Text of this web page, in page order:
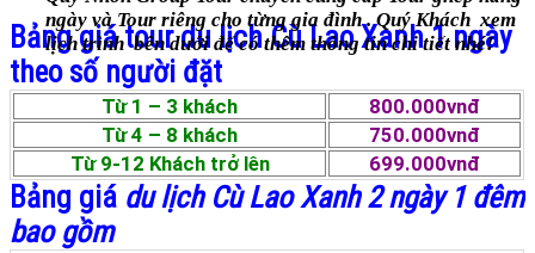
ngày và Tour riêng cho từng gia đình . Quý Khách xem
lịch trình bên dưới để có thêm thông tin chi tiết nhé!
Bảng giá tour du lịch Cù Lao Xanh 1 ngày
theo số người đặt
Từ 1 – 3 khách
800.000vnđ
Từ 4 – 8 khách
750.000vnđ
Từ 9-12 Khách trở lên
699.000vnđ
Bảng giá du lịch Cù Lao Xanh 2 ngày 1 đêm
bao gồm